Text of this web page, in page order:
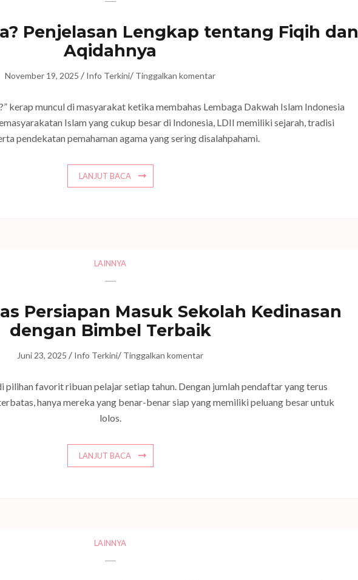
Penjelasan Lengkap tentang Fiqih dan
Aqidahnya
November 19, 2025 / Info Terkini/ Tinggalkan komentar
kerap muncul di masyarakat ketika membahas Lembaga Dakwah Islam Indonesia
Islam yang cukup besar di Indonesia, LDII memiliki sejarah, tradisi
pendekatan pemahaman agama yang sering disalahpahami.
LANJUT BACA
LAINNYA
Persiapan Masuk Sekolah Kedinasan
dengan Bimbel Terbaik
Juni 23, 2025 / Info Terkini/ Tinggalkan komentar
pilihan favorit ribuan pelajar setiap tahun. Dengan jumlah pendaftar yang terus
hanya mereka yang benar-benar siap yang memiliki peluang besar untuk
lolos.
LANJUT BACA
LAINNYA